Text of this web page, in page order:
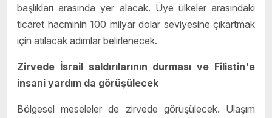
başlıkları arasında yer alacak. Üye ülkeler arasındaki
ticaret hacminin 100 milyar dolar seviyesine çıkartmak
için atılacak adımlar belirlenecek.
Zirvede İsrail saldırılarının durması ve Filistin'e
insani yardım da görüşülecek
Bölgesel meseleler de zirvede görüşülecek. Ulaşım